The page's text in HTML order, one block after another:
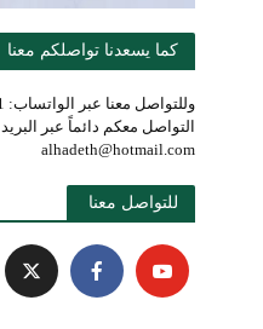
كما يسعدنا تواصلكم معنا
alhadeth@hotmail.com
للتواصل معنا